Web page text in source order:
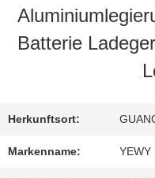
FABRIK-
Batterie
Herkunftsort:
Markenname: YEWY